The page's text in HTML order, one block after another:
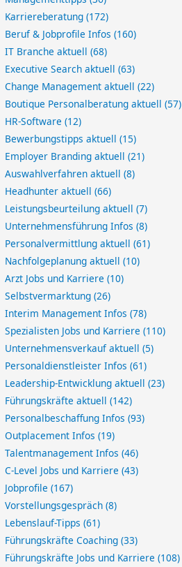
Karriereberatung(172)
Beruf & Jobprofile Infos(160)
IT Branche aktuell(68)
Executive Search aktuell(63)
Change Management aktuell(22)
Boutique Personalberatung aktuell(57)
HR-Software(12)
Bewerbungstipps aktuell(15)
Employer Branding aktuell(21)
Auswahlverfahren aktuell(8)
Headhunter aktuell(66)
Leistungsbeurteilung aktuell(7)
Unternehmensführung Infos(8)
Personalvermittlung aktuell(61)
Nachfolgeplanung aktuell(10)
Arzt Jobs und Karriere(10)
Selbstvermarktung(26)
Interim Management Infos(78)
Spezialisten Jobs und Karriere(110)
Unternehmensverkauf aktuell(5)
Personaldienstleister Infos(61)
Leadership-Entwicklung aktuell(23)
Führungskräfte aktuell(142)
Personalbeschaffung Infos(93)
Outplacement Infos(19)
Talentmanagement Infos(46)
C-Level Jobs und Karriere(43)
Jobprofile(167)
Vorstellungsgespräch(8)
Lebenslauf-Tipps(61)
Führungskräfte Coaching(33)
Führungskräfte Jobs und Karriere(108)